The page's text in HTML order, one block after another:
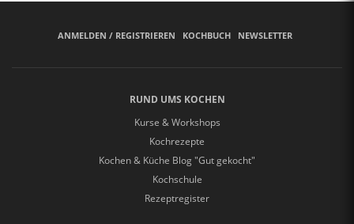
ANMELDEN / REGISTRIEREN KOCHBUCH NEWSLETTER
RUND UMS KOCHEN
Kurse & Workshops
Kochrezepte
Kochen & Küche Blog "Gut gekocht"
Kochschule
Rezeptregister